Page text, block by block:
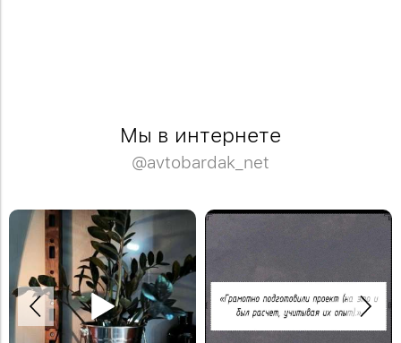
Мы в интернете
@avtobardak_net
Деревянная модульная полка в
Спасибо Дмитрию за отзыв!